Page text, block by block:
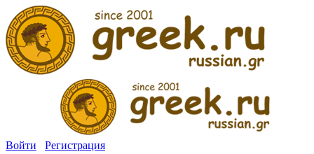
Войти
Регистрация